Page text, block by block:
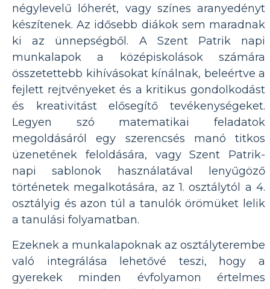
négylevelű lóherét, vagy színes aranyedényt
készítenek. Az idősebb diákok sem maradnak
ki az ünnepségből. A Szent Patrik napi
munkalapok a középiskolások számára
összetettebb kihívásokat kínálnak, beleértve a
fejlett rejtvényeket és a kritikus gondolkodást
és kreativitást elősegítő tevékenységeket.
Legyen szó matematikai feladatok
megoldásáról egy szerencsés manó titkos
üzenetének feloldására, vagy Szent Patrik-
napi sablonok használatával lenyűgöző
történetek megalkotására, az 1. osztálytól a 4.
osztályig és azon túl a tanulók örömüket lelik
a tanulási folyamatban.
Ezeknek a munkalapoknak az osztályterembe
való integrálása lehetővé teszi, hogy a
gyerekek minden évfolyamon értelmes